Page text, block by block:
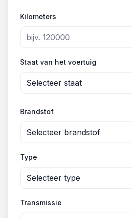
Kilometers
Staat van het voertuig
Selecteer staat
Brandstof
Selecteer brandstof
Type
Selecteer type
Transmissie